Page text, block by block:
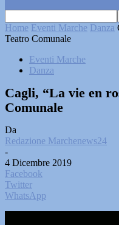
Home Eventi Marche Danza
Teatro Comunale
Eventi Marche
Danza
Cagli, “La vie en
Comunale
Da
Redazione Marchenews24
-
4 Dicembre 2019
Facebook
Twitter
WhatsApp